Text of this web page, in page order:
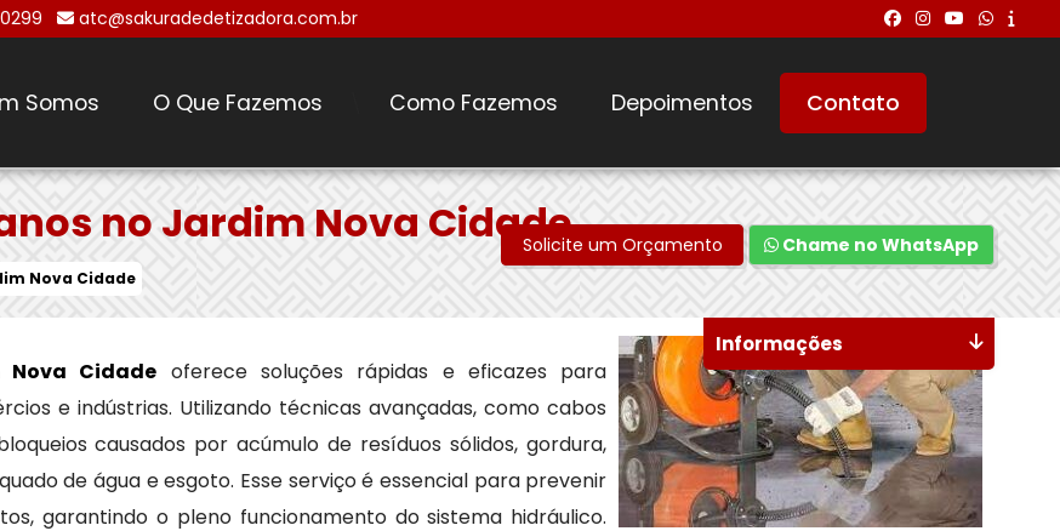
atc@sakuradedetizadora.com.br
Somos O Que Fazemos Como Fazemos Depoimentos Contato
no Jardim Nova Cidade
Nova Cidade
Solicite um Orçamento Chame no WhatsApp
Nova Cidade oferece soluções rápidas e eficazes para
e indústrias. Utilizando técnicas avançadas, como cabos
causados por acúmulo de resíduos sólidos, gordura,
de água e esgoto. Esse serviço é essencial para prevenir
garantindo o pleno funcionamento do sistema hidráulico.
Informações